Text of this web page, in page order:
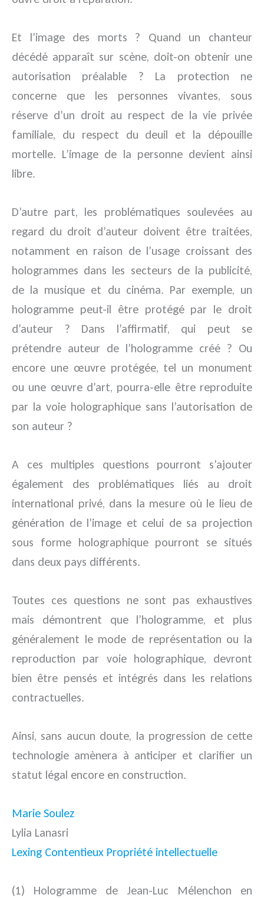
Et l’image des morts ? Quand un chanteur
décédé apparaît sur scène, doit-on obtenir une
autorisation préalable ? La protection ne
concerne que les personnes vivantes, sous
réserve d’un droit au respect de la vie privée
familiale, du respect du deuil et la dépouille
mortelle. L’image de la personne devient ainsi
libre.
D’autre part, les problématiques soulevées au
regard du droit d’auteur doivent être traitées,
notamment en raison de l’usage croissant des
hologrammes dans les secteurs de la publicité,
de la musique et du cinéma. Par exemple, un
hologramme peut-il être protégé par le droit
d’auteur ? Dans l’affirmatif, qui peut se
prétendre auteur de l’hologramme créé ? Ou
encore une œuvre protégée, tel un monument
ou une œuvre d’art, pourra-elle être reproduite
par la voie holographique sans l’autorisation de
son auteur ?
A ces multiples questions pourront s’ajouter
également des problématiques liés au droit
international privé, dans la mesure où le lieu de
génération de l’image et celui de sa projection
sous forme holographique pourront se situés
dans deux pays différents.
Toutes ces questions ne sont pas exhaustives
mais démontrent que l’hologramme, et plus
généralement le mode de représentation ou la
reproduction par voie holographique, devront
bien être pensés et intégrés dans les relations
contractuelles.
Ainsi, sans aucun doute, la progression de cette
technologie amènera à anticiper et clarifier un
statut légal encore en construction.
Marie Soulez
Lylia Lanasri
Lexing Contentieux Propriété intellectuelle
(1) Hologramme de Jean-Luc Mélenchon en